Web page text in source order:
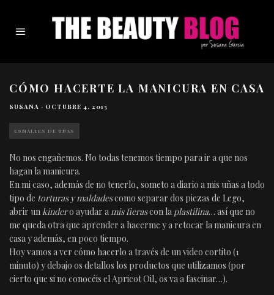
CÓMO HACERTE LA MANICURA EN CASA
SUSANA · OCTUBRE 4, 2015
ESMALTES DE UÑAS
No nos engañemos. No todas tenemos tiempo para ir a que nos
hagan la manicura.
En mi caso, además de no tenerlo, someto a diario a mis uñas a todo
tipo de torturas y maldadescomo separar dos piezas de Lego,
abrir unkindero ayudar amis fierascon la plastilina… así que no
me queda otra que aprender a hacerme y a retocar la manicura en
casa y además, en poco tiempo.
Hoy vamos a ver cómo hacerlo a través de un video cortito (1
minuto) y debajo os detallos los productos que utilizamos (por
cierto que si no conocéis el Apricot Oil, os va a fascinar…).